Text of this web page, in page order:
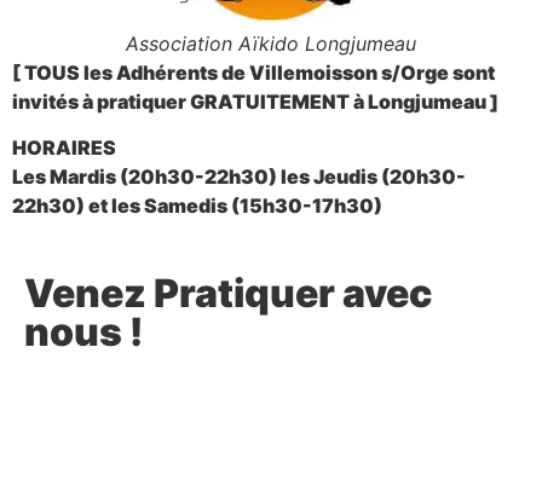
Association Aïkido Longjumeau
[TOUSles Adhérents de Villemoisson s/Orge sont
invités à pratiquerGRATUITEMENTà Longjumeau ]
HORAIRES
Les Mardis (20h30-22h30) les Jeudis (20h30-
22h30) et les Samedis (15h30-17h30)
Venez Pratiquer avec
nous !